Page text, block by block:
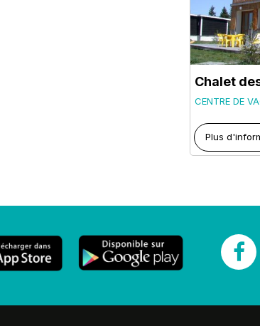
Chalet
CENTRE DE
Plus